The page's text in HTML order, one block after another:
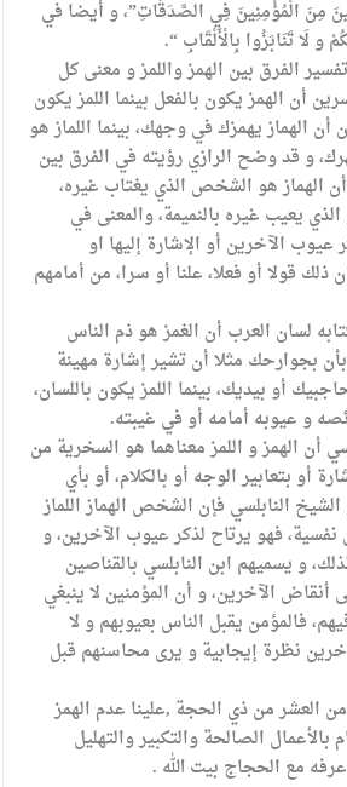
مِنَ الْمُؤْمِنِينَ فِي الصَّدَقَاتِ”، و أيضا في
و لَا تَنَابَزُوا بِالْأَلْقَابِ “.
الفرق بين الهمز واللمز و معنى كل
أن الهمز يكون بالفعل بينما اللمز يكون
أن الهماز يهمزك في وجهك، بينما اللماز هو
و قد وضح الرازي رؤيته في الفرق بين
الهماز هو الشخص الذي يغتاب غيره،
يعيب غيره بالنميمة، والمعنى في
عيوب الآخرين أو الإشارة إليها او
ذلك قولا أو فعلا، علنا أو سرا، من أمامهم
لسان العرب أن الغمز هو ذم الناس
بجوارحك مثلا أن تشير إشارة مهينة
أو بيديك، بينما اللمز يكون باللسان،
و عيوبه أمامه أو في غيبته.
أن الهمز و اللمز معناهما هو السخرية من
أو بتعابير الوجه أو بالكلام، أو بأي
النابلسي فإن الشخص الهماز اللماز
فهو يرتاح لذكر عيوب الآخرين، و
و يسميهم ابن النابلسي بالقناصين
الآخرين، و أن المؤمنين لا ينبغي
فالمؤمن يقبل الناس بعيوبهم و لا
نظرة إيجابية و يرى محاسنهم قبل
من العشر من ذي الحجة ,علينا عدم الهمز
بالأعمال الصالحة والتكبير والتهليل
مع الحجاج بيت الله .